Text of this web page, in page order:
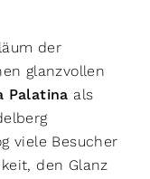
der
glanzvollen
Palatina als
viele Besucher
den Glanz